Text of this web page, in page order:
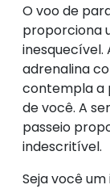
O voo de
proporciona
inesquecível.
adrenalina
contempla a
de você. A
passeio
indescritível.
Seja você